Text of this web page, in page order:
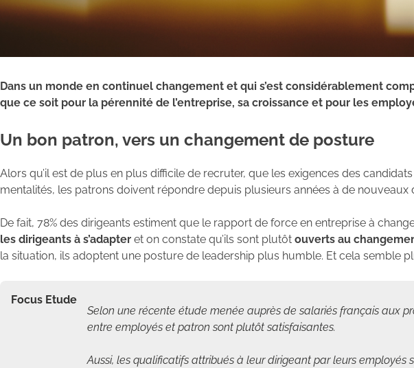
Dans un monde en continuel changement et qui s’est considérablement
que ce soit pour la pérennité de l’entreprise, sa croissance et pour les
Un bon patron, vers un changement de posture
Alors qu’il est de plus en plus difficile de recruter, que les exigences des
mentalités, les patrons doivent répondre depuis plusieurs années à de nouveaux
De fait, 78% des dirigeants estiment que le rapport de force en entreprise à
les dirigeants à s’adapter et on constate qu’ils sont plutôt ouverts au
la situation, ils adoptent une posture de leadership plus humble. Et cela semble
Focus Etude
Selon une récente étude menée auprès de salariés français aux
entre employés et patron sont plutôt satisfaisantes.
Aussi, les qualificatifs attribués à leur dirigeant par leurs